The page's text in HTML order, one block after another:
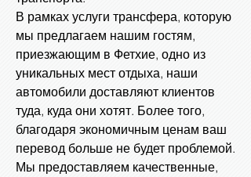
В рамках услуги трансфера, которую
мы предлагаем нашим гостям,
приезжающим в Фетхие, одно из
уникальных мест отдыха, наши
автомобили доставляют клиентов
туда, куда они хотят. Более того,
благодаря экономичным ценам ваш
перевод больше не будет проблемой.
Мы предоставляем качественные,